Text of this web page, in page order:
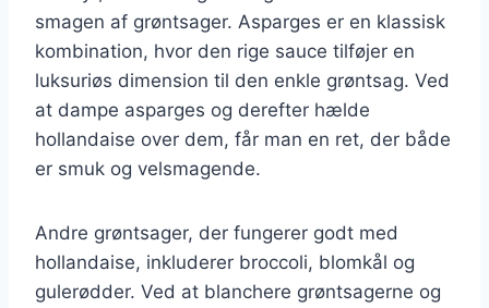
smagen af grøntsager. Asparges er en klassisk
kombination, hvor den rige sauce tilføjer en
luksuriøs dimension til den enkle grøntsag. Ved
at dampe asparges og derefter hælde
hollandaise over dem, får man en ret, der både
er smuk og velsmagende.
Andre grøntsager, der fungerer godt med
hollandaise, inkluderer broccoli, blomkål og
gulerødder. Ved at blanchere grøntsagerne og